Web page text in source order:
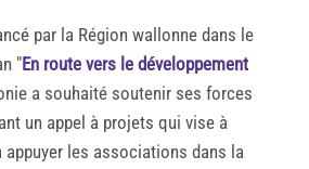
par la Région wallonne dans le
"En route vers le développement
a souhaité soutenir ses forces
un appel à projets qui vise à
appuyer les associations dans la